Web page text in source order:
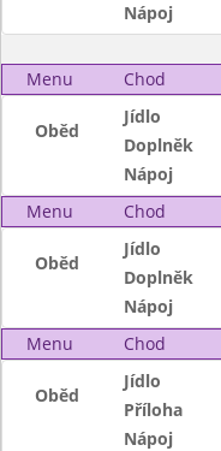
Nápoj
Menu Chod
Oběd
Jídlo
Doplněk
Nápoj
Menu
Chod
Oběd
Jídlo
Doplněk
Nápoj
Menu
Chod
Oběd
Jídlo
Příloha
Nápoj